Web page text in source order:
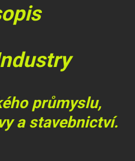
průmyslu,
a stavebnictví.